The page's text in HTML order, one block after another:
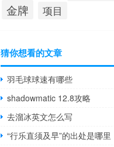
金牌 项目
猜你想看的文章
羽毛球球速有哪些
shadowmatic 12.8攻略
去溜冰英文怎么写
“行乐直须及早”的出处是哪里